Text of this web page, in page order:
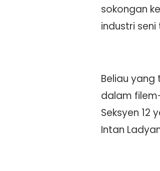
sokongan
industri
Beliau yang
dalam
Seksyen
Intan